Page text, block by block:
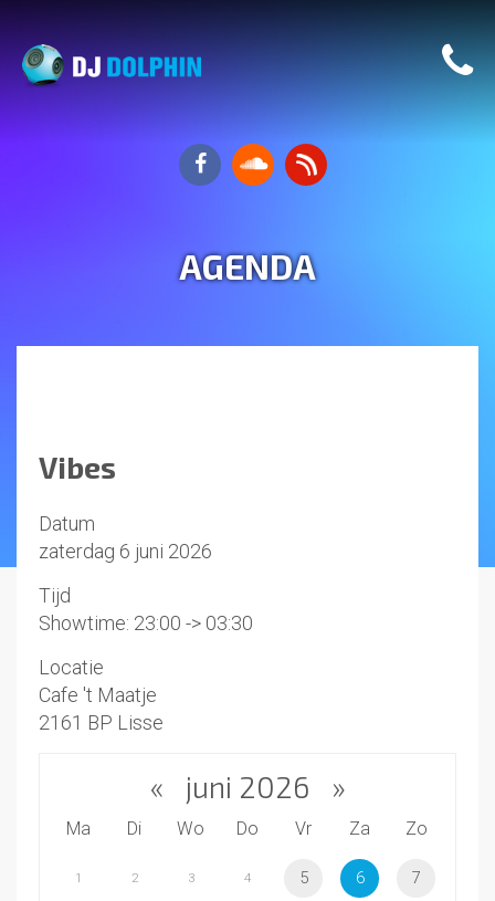
AGENDA
Vibes
Datum
zaterdag 6 juni 2026
Tijd
Showtime: 23:00 -> 03:30
Locatie
Cafe 't Maatje
2161 BP Lisse
« juni 2026 »
Ma Di Wo Do Vr Za Zo
1 2 3 4 5 6 7